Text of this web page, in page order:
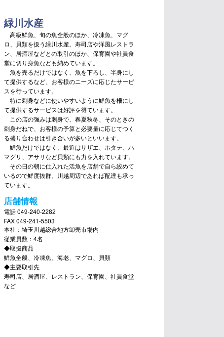
緑川水産
高級鮮魚、旬の魚全般のほか、冷凍魚、マグ
ロ、貝類を扱う緑川水産。寿司店や洋風レストラ
ン、居酒屋などとの取引のほか、保育園や社員食
堂に切り身魚なども納めています。
魚を売るだけではなく、魚を下ろし、半身にし
て提供するなど、お客様のニーズに応じたサービ
スを行っています。
特に刺身などに使いやすいように鮮魚を柵にし
て提供するサービスは好評を得ています。
この店の強みは刺身で、春夏秋冬、そのときの
刺身だねで、お客様の予算と必要量に応じてつく
る盛り合わせは引き合いが多いといいます。
鮮魚だけではなく、最近はサザエ、ホタテ、ハ
マグリ、アサリなど貝類にも力を入れています。
その日の朝に仕入れた活魚を店舗で自ら絞めて
いるので鮮度抜群。川越周辺であれば配達も承っ
ています。
店舗情報
電話 049-240-2282
FAX 049-241-5503
本社：埼玉川越総合地方卸売市場内
従業員数：4名
◆取扱商品
鮮魚全般、冷凍魚、海老、マグロ、貝類
◆主要取引先
寿司店、居酒屋、レストラン、保育園、社員食堂
など